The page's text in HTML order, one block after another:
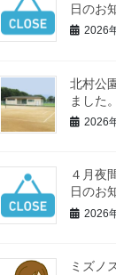
日のお
2026
北村公
ました。
2026
４月夜
日のお
2026
ミズノ